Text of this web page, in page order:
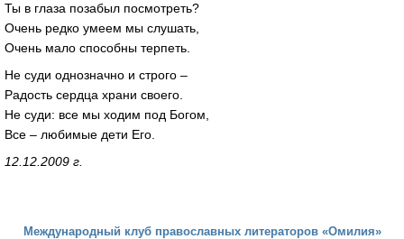
Ты в глаза позабыл посмотреть?
Очень редко умеем мы слушать,
Очень мало способны терпеть.
Не суди однозначно и строго –
Радость сердца храни своего.
Не суди: все мы ходим под Богом,
Все – любимые дети Его.
12.12.2009 г.
Международный клуб православных литераторов «Омилия»